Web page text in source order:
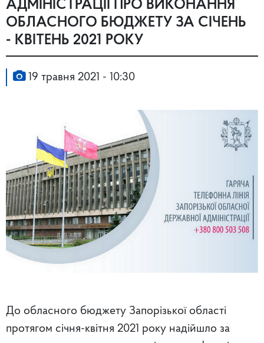
АДМІНІСТРАЦІЇ ПРО ВИКОНАННЯ
ОБЛАСНОГО БЮДЖЕТУ ЗА СІЧЕНЬ
- КВІТЕНЬ 2021 РОКУ
19 травня 2021 - 10:30
До обласного бюджету Запорізької області
протягом січня-квітня 2021 року надійшло за